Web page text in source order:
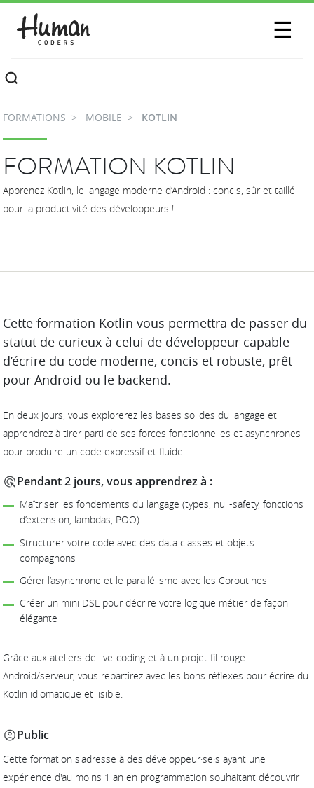
☰
CONTACTEZ-NOUS
FORMATIONS MOBILE KOTLIN
FORMATION KOTLIN
Apprenez Kotlin, le langage moderne d’Android : concis, sûr et taillé
pour la productivité des développeurs !
DESCRIPTION
Cette formation Kotlin vous permettra de passer du
statut de curieux à celui de développeur capable
d’écrire du code moderne, concis et robuste, prêt
pour Android ou le backend.
En deux jours, vous explorerez les bases solides du langage et
apprendrez à tirer parti de ses forces fonctionnelles et asynchrones
pour produire un code expressif et fluide.
Pendant 2 jours, vous apprendrez à :
Maîtriser les fondements du langage (types, null-safety, fonctions
d’extension, lambdas, POO)
Structurer votre code avec des data classes et objets
compagnons
Gérer l’asynchrone et le parallélisme avec les Coroutines
Créer un mini DSL pour décrire votre logique métier de façon
élégante
Grâce aux ateliers de live-coding et à un projet fil rouge
Android/serveur, vous repartirez avec les bons réflexes pour écrire du
Kotlin idiomatique et lisible.
Public
Cette formation s'adresse à des développeur·se·s ayant une
expérience d'au moins 1 an en programmation souhaitant découvrir